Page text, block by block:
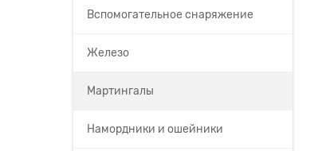
Вспомогательное снаряжение
Железо
Мартингалы
Намордники и ошейники